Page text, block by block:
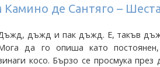
де Сантяго –
дъжд и пак дъжд. Е, такъв
да го опиша като
косо. Бързо се просмука през